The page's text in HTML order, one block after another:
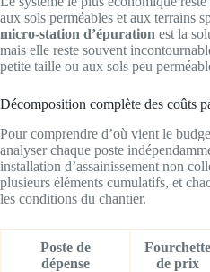
aux sols perméables et aux terrains
micro-station d’épuration est la
mais elle reste souvent
petite taille ou aux sols peu
Décomposition complète des coûts
Pour comprendre d’où vient le
analyser chaque poste
installation d’assainissement non
plusieurs éléments cumulatifs, et
les conditions du chantier.
Poste de
dépense
Fourchette
de prix